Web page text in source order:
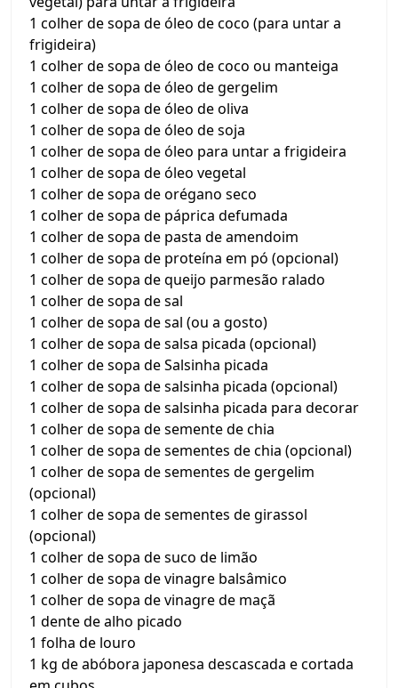
1 colher de sopa de óleo de coco (para untar a
frigideira)
1 colher de sopa de óleo de coco ou manteiga
1 colher de sopa de óleo de gergelim
1 colher de sopa de óleo de oliva
1 colher de sopa de óleo de soja
1 colher de sopa de óleo para untar a frigideira
1 colher de sopa de óleo vegetal
1 colher de sopa de orégano seco
1 colher de sopa de páprica defumada
1 colher de sopa de pasta de amendoim
1 colher de sopa de proteína em pó (opcional)
1 colher de sopa de queijo parmesão ralado
1 colher de sopa de sal
1 colher de sopa de sal (ou a gosto)
1 colher de sopa de salsa picada (opcional)
1 colher de sopa de Salsinha picada
1 colher de sopa de salsinha picada (opcional)
1 colher de sopa de salsinha picada para decorar
1 colher de sopa de semente de chia
1 colher de sopa de sementes de chia (opcional)
1 colher de sopa de sementes de gergelim
(opcional)
1 colher de sopa de sementes de girassol
(opcional)
1 colher de sopa de suco de limão
1 colher de sopa de vinagre balsâmico
1 colher de sopa de vinagre de maçã
1 dente de alho picado
1 folha de louro
1 kg de abóbora japonesa descascada e cortada